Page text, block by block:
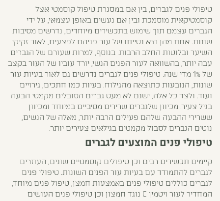
טיפולי פנים לגברים, בין אם במסגרת טיפול קוסמטי אצל
קוסמטיקאית מוסמכת ובין אם נעשים באופן עצמאי, על ידי
הגברים עצמם תוך שימוש בתכשירים מיוחדים, נדרשים מסיבות
שונות. אחת מהן היא נטייתו של עור פניהם לפצעים, לאור זקיקי
השיער ובלוטות החלב הרבות. בנוסף, למרות שעורם של הגברים
עבה יותר, בהשוואה לעור הפנים הנשי, יורד עוביו של העור בקצב
של 1% מדי שנה. טיפולי פנים לגברים נדרשים גם לאור בעיות עור
שונות, הנובעות כתוצאה מהגילוח. בעיות כמו חתכים, גירויים
ועוד. ולצד כל אלה, ישנם לא מעט גברים הסובלים מקמטי הבעה
בגיל צעיר. מכיוון שלגברים שרירים מסיביים במיוחד ומכיוון
ששרירי ההבעה שלהם פעילים הרבה יותר, מאלה של הנשים,
נוטים הגברים לסבול מקמטים בגילאים צעירים יותר.
טיפולי פנים המוצעים לגברים
קיימים תכשירים רבים וכן טיפולים קוסמטיים שונים, העוזרים
לגברים להתמודד עם בעיות עור הפנים השונות. טיפולי פנים
לגברים כוללים טיפולי פנים באמצעות חמצן, טיפול פנים מיוחד,
המחדיר לעור ויטמין C נוגד חמצון וכן טיפולי פנים העושים